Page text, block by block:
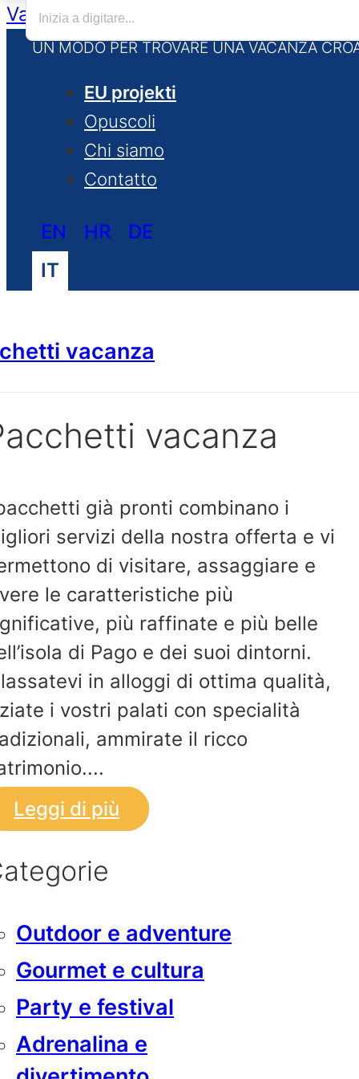
Vai al contenuto principale
UN MODO PER TROVARE UNA VACANZA
EU projekti
Opuscoli
Chi siamo
Contatto
EN HR
DE
IT
vacanza
vacanza
già pronti combinano i
servizi della nostra offerta e vi
di visitare, assaggiare e
le caratteristiche più
più raffinate e più belle
di Pago e dei suoi dintorni.
in alloggi di ottima qualità,
i vostri palati con specialità
ammirate il ricco
Leggi di più
Outdoor e adventure
Gourmet e cultura
Party e festival
Adrenalina e